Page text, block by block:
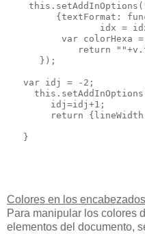
{textFormat:
idx =
var
             return "
      });
   var idj = -2;
        idj=idj+1;
return
Colores en los
Para manipular los colores
elementos del documento,